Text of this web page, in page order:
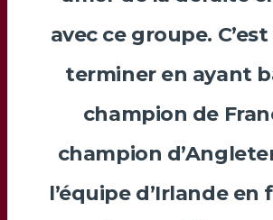
avec ce groupe.
terminer en ayant
champion de
champion
l’équipe d’Irlande en